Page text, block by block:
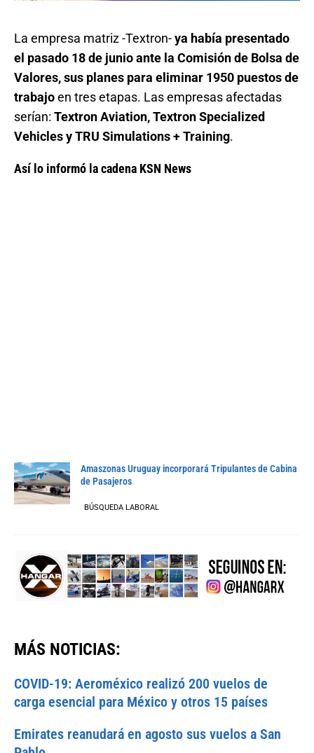
La empresa matriz -Textron-ya había presentado
el pasado 18 de junio ante la Comisión de Bolsa de
Valores, sus planes para eliminar 1950 puestos de
trabajoen tres etapas. Las empresas afectadas
serían: Textron Aviation, Textron Specialized
Vehicles y TRU Simulations + Training.
Así lo informó la cadena KSN News
Amaszonas Uruguay incorporará Tripulantes de Cabina
de Pasajeros
BÚSQUEDA LABORAL
MÁS NOTICIAS:
COVID-19: Aeroméxico realizó 200 vuelos de
carga esencial para México y otros 15 países
Emirates reanudará en agosto sus vuelos a San